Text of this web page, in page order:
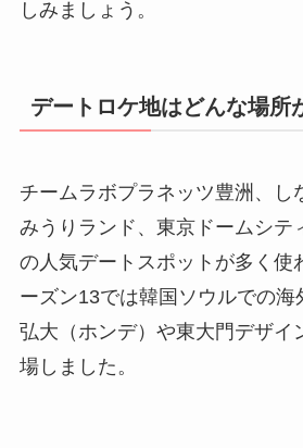
しみましょう。
デートロケ地はどんな場所
チームラボプラネッツ豊洲、し
みうりランド、東京ドームシテ
の人気デートスポットが多く使
ーズン13では韓国ソウルでの海
弘大（ホンデ）や東大門デザイ
場しました。